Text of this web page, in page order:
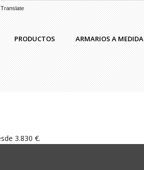
Translate
PRODUCTOS ARMARIOS A MEDIDA